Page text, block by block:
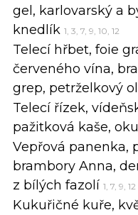
gel, karlovarský a
knedlík 1, 3, 7, 9, 10, 12
Telecí hřbet, foie
červeného vína,
grep, petrželkový
Telecí řízek,
pažitková kaše,
Vepřová panenka,
brambory Anna,
z bílých fazolí 1, 7, 9, 12
Kukuřičné kuře,